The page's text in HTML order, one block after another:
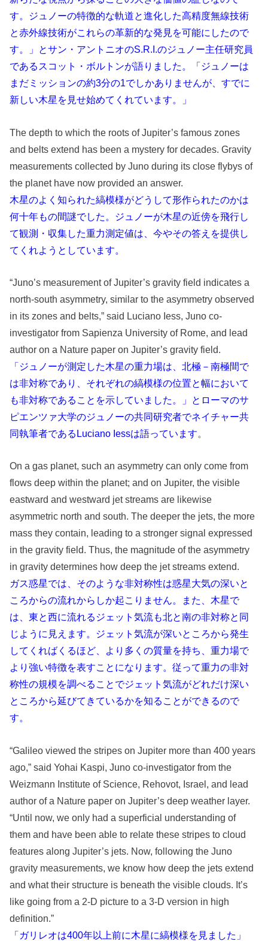
す。ジュノーの特徴的な軌道と進化した高精度無線技術
と赤外線技術がこれらの革新的な発見を可能にしたので
す。」とサン・アントニオのS.R.I.のジュノー主任研究員
であるスコット・ボルトンが語りました。「ジュノーは
まだミッションの約3分の1でしかありませんが、すでに
新しい木星を見せ始めてくれています。」
The depth to which the roots of Jupiter’s famous zones
and belts extend has been a mystery for decades. Gravity
measurements collected by Juno during its close flybys of
the planet have now provided an answer.
木星のよく知られた縞模様がどうして形作られたのかは
何十年もの間謎でした。ジュノーが木星の近傍を飛行し
て観測・収集した重力測定値は、今やその答えを提供し
てくれようとしています。
“Juno’s measurement of Jupiter’s gravity field indicates a
north-south asymmetry, similar to the asymmetry observed
in its zones and belts,” said Luciano Iess, Juno co-
investigator from Sapienza University of Rome, and lead
author on a Nature paper on Jupiter’s gravity field.
「ジュノーが測定した木星の重力場は、北極－南極間で
は非対称であり、それぞれの縞模様の位置と幅において
も非対称であることを示していました。」とローマのサ
ピエンツァ大学のジュノーの共同研究者でネイチャー共
同執筆者であるLuciano Iessは語っています。
On a gas planet, such an asymmetry can only come from
flows deep within the planet; and on Jupiter, the visible
eastward and westward jet streams are likewise
asymmetric north and south. The deeper the jets, the more
mass they contain, leading to a stronger signal expressed
in the gravity field. Thus, the magnitude of the asymmetry
in gravity determines how deep the jet streams extend.
ガス惑星では、そのような非対称性は惑星大気の深いと
ころからの流れからしか起こりません。また、木星で
は、東と西に流れるジェット気流も北と南の非対称と同
じように見えます。ジェット気流が深いところから発生
してくればくるほど、より多くの質量を持ち、重力場で
より強い特徴を表すことになります。従って重力の非対
称性の規模を調べることでジェット気流がどれだけ深い
ところから延びてきているかを知ることができるので
す。
“Galileo viewed the stripes on Jupiter more than 400 years
ago,” said Yohai Kaspi, Juno co-investigator from the
Weizmann Institute of Science, Rehovot, Israel, and lead
author of a Nature paper on Jupiter’s deep weather layer.
“Until now, we only had a superficial understanding of
them and have been able to relate these stripes to cloud
features along Jupiter’s jets. Now, following the Juno
gravity measurements, we know how deep the jets extend
and what their structure is beneath the visible clouds. It’s
like going from a 2-D picture to a 3-D version in high
definition.”
「ガリレオは400年以上前に木星に縞模様を見ました」